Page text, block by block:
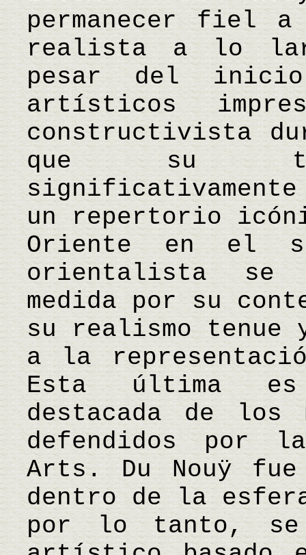
permanecer fiel
realista a lo
pesar del inicio
artísticos
constructivista
que su
un repertorio
Oriente en el
orientalista se
medida por su
su realismo tenue
a la
Esta última
destacada de los
defendidos por la
Arts. Du Nouÿ
dentro de la
por lo tanto,